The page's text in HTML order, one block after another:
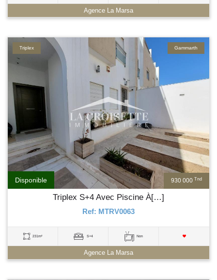
Agence La Marsa
930 000 Tnd
Disponible
Gammarth
Triplex
Triplex S+4 Avec Piscine À[…]
Ref: MTRV0063
231m² S+4 Non
Agence La Marsa